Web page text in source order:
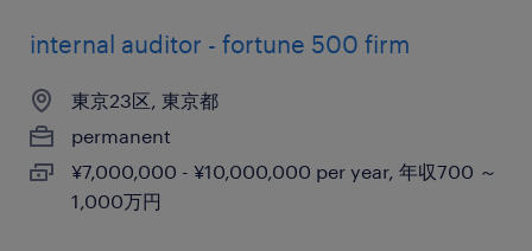
internal auditor - fortune 500 firm
東京23区, 東京都
permanent
¥7,000,000 - ¥10,000,000 per year, 年収700 ～
1,000万円